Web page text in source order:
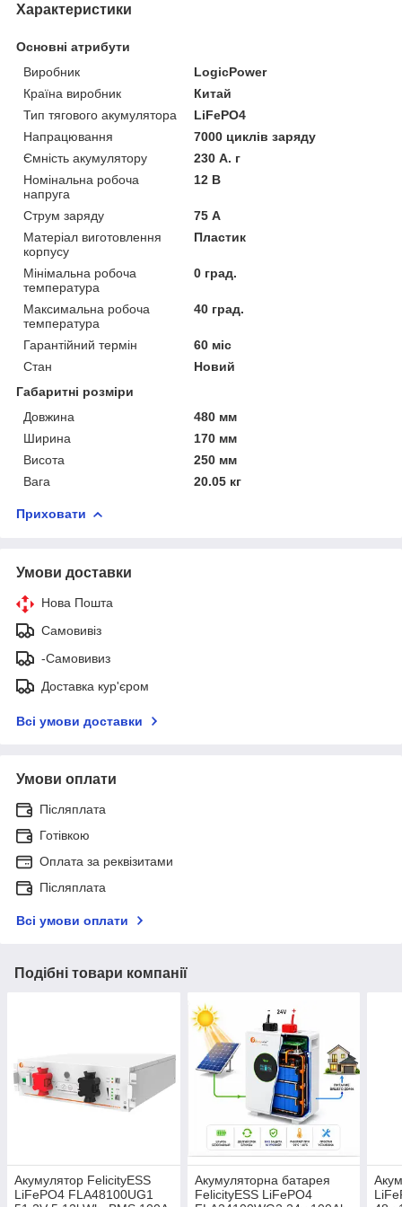
Характеристики
Основні атрибути
Виробник
LogicPower
Країна виробник
Китай
Тип тягового акумулятора
LiFePO4
Напрацювання
7000 циклів заряду
Ємність акумулятору
230 А. г
Номінальна робоча
напруга
12 В
Струм заряду
75 А
Матеріал виготовлення
корпусу
Пластик
Мінімальна робоча
температура
0 град.
Максимальна робоча
температура
40 град.
Гарантійний термін
60 міс
Стан
Новий
Габаритні розміри
Довжина
480 мм
Ширина
170 мм
Висота
250 мм
Вага
20.05 кг
Приховати
Умови доставки
Нова Пошта
Самовивіз
-Самовивиз
Доставка кур'єром
Всі умови доставки
Умови оплати
Післяплата
Готівкою
Оплата за реквізитами
Післяплата
Всі умови оплати
Подібні товари компанії
Акумулятор FelicityESS
LiFePO4 FLA48100UG1
Акумуляторна батарея
FelicityESS LiFePO4